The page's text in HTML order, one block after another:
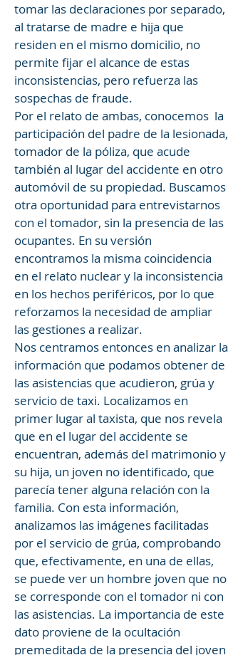
tomar las declaraciones por separado,
al tratarse de madre e hija que
residen en el mismo domicilio, no
permite fijar el alcance de estas
inconsistencias, pero refuerza las
sospechas de fraude.
Por el relato de ambas, conocemos la
participación del padre de la lesionada,
tomador de la póliza, que acude
también al lugar del accidente en otro
automóvil de su propiedad. Buscamos
otra oportunidad para entrevistarnos
con el tomador, sin la presencia de las
ocupantes. En su versión
encontramos la misma coincidencia
en el relato nuclear y la inconsistencia
en los hechos periféricos, por lo que
reforzamos la necesidad de ampliar
las gestiones a realizar.
Nos centramos entonces en analizar la
información que podamos obtener de
las asistencias que acudieron, grúa y
servicio de taxi. Localizamos en
primer lugar al taxista, que nos revela
que en el lugar del accidente se
encuentran, además del matrimonio y
su hija, un joven no identificado, que
parecía tener alguna relación con la
familia. Con esta información,
analizamos las imágenes facilitadas
por el servicio de grúa, comprobando
que, efectivamente, en una de ellas,
se puede ver un hombre joven que no
se corresponde con el tomador ni con
las asistencias. La importancia de este
dato proviene de la ocultación
premeditada de la presencia del joven